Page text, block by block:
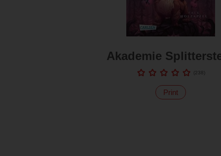
Akademie
(238)
Print